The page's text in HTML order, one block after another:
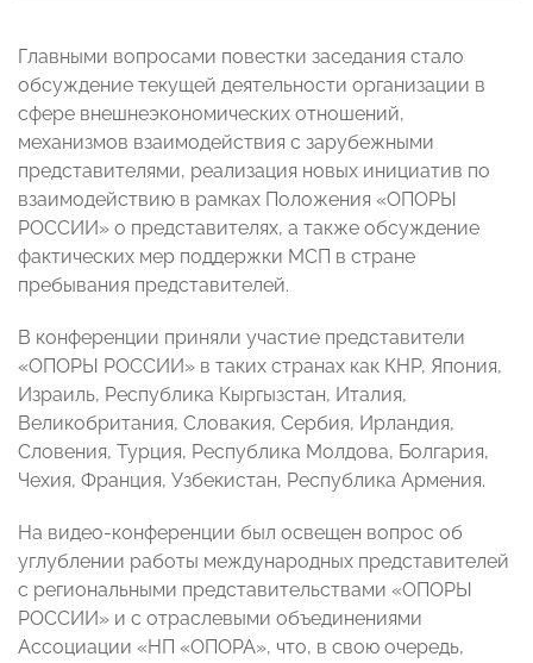
Главными вопросами повестки заседания стало
обсуждение текущей деятельности организации в
сфере внешнеэкономических отношений,
механизмов взаимодействия с зарубежными
представителями, реализация новых инициатив по
взаимодействию в рамках Положения «ОПОРЫ
РОССИИ» о представителях, а также обсуждение
фактических мер поддержки МСП в стране
пребывания представителей.
В конференции приняли участие представители
«ОПОРЫ РОССИИ» в таких странах как КНР, Япония,
Израиль, Республика Кыргызстан, Италия,
Великобритания, Словакия, Сербия, Ирландия,
Словения, Турция, Республика Молдова, Болгария,
Чехия, Франция, Узбекистан, Республика Армения.
На видео-конференции был освещен вопрос об
углублении работы международных представителей
с региональными представительствами «ОПОРЫ
РОССИИ» и с отраслевыми объединениями
Ассоциации «НП «ОПОРА», что, в свою очередь,